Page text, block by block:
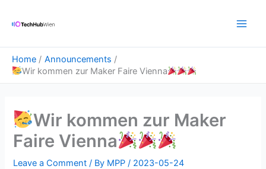
Home
Announcements
Wir kommen zur Maker Faire Vienna
Wir kommen zur Maker
Faire Vienna
Leave a Comment / By MPP/ 2023-05-24